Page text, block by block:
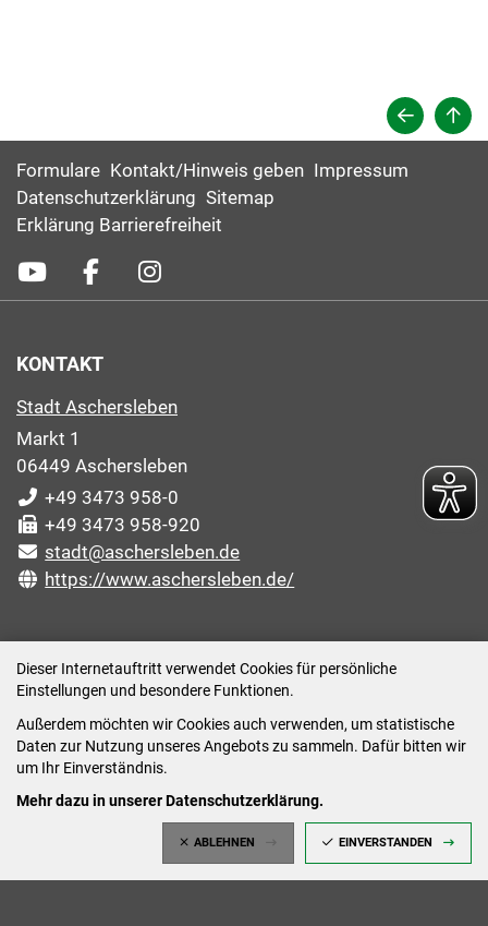
Dieser Internetauftritt verwendet Cookies für persönliche
Einstellungen und besondere Funktionen.
Außerdem möchten wir Cookies auch verwenden, um statistische
Daten zur Nutzung unseres Angebots zu sammeln. Dafür bitten wir
um Ihr Einverständnis.
Mehr dazu in unserer Datenschutzerklärung.
ABLEHNEN EINVERSTANDEN
Formulare Kontakt/Hinweis geben Impressum
Datenschutzerklärung Sitemap
Erklärung Barrierefreiheit
KONTAKT
Stadt Aschersleben
Markt 1
06449 Aschersleben
+49 3473 958-0
+49 3473 958-920
stadt@aschersleben.de
https://www.aschersleben.de/
Montag: 09:00-12:00 /14:00-15:00 Uhr
Dienstag: 09:00-12:00 /14:00-16:00 Uhr
Mittwoch: 09:00 - 12:00 Uhr (nach vorheriger
Donnerstag: 09:00-12:00 /14:00-18:00 Uhr
Freitag: 09:00-12:00 Uhr